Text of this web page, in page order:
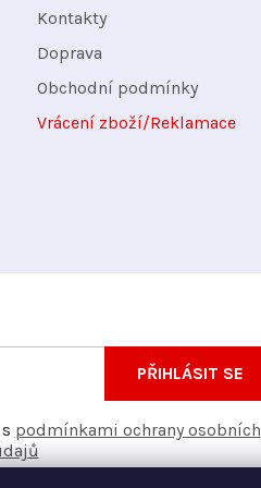
Kontakty
Doprava
Obchodní podmínky
Vrácení zboží/Reklamace
našem e-shopu.
podmínkami ochrany osobních
PŘIHLÁSIT SE